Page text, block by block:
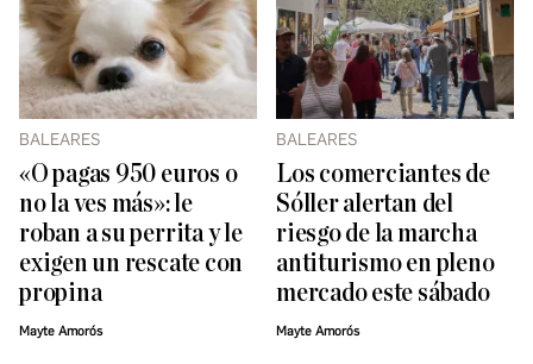
BALEARES
«O pagas 950 euros o
no la ves más»: le
roban a su perrita y le
exigen un rescate con
propina
Mayte Amorós
BALEARES
Los comerciantes de
Sóller alertan del
riesgo de la marcha
antiturismo en pleno
mercado este sábado
Mayte Amorós